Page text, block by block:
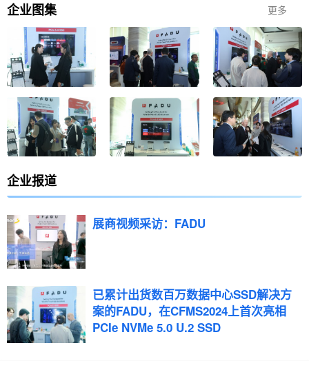
企业图集 更多
企业报道
展商视频采访：FADU
已累计出货数百万数据中心SSD解决方
案的FADU，在CFMS2024上首次亮相
PCIe NVMe 5.0 U.2 SSD